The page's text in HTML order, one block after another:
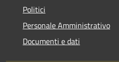
Politici
Personale Amministrativo
Documenti e dati